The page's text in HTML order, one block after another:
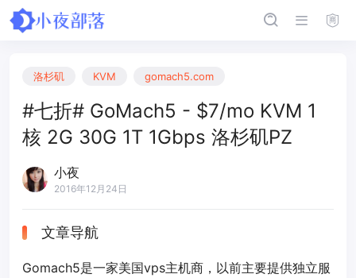
洛杉矶 KVM gomach5.com
#七折# GoMach5 - $7/mo KVM 1
核 2G 30G 1T 1Gbps 洛杉矶PZ
小夜
2016年12月24日
文章导航
Gomach5是一家美国vps主机商，以前主要提供独立服